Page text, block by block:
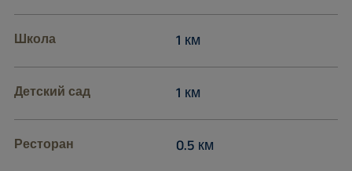
Школа 1 км
Детский сад 1 км
Ресторан 0.5 км